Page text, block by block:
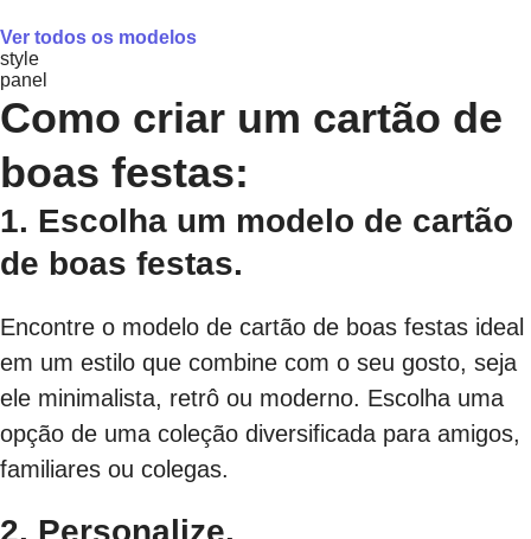
Ver todos os modelos
style
panel
Como criar um cartão de
boas festas:
1. Escolha um modelo de cartão
de boas festas.
Encontre o modelo de cartão de boas festas ideal
em um estilo que combine com o seu gosto, seja
ele minimalista, retrô ou moderno. Escolha uma
opção de uma coleção diversificada para amigos,
familiares ou colegas.
2. Personalize.